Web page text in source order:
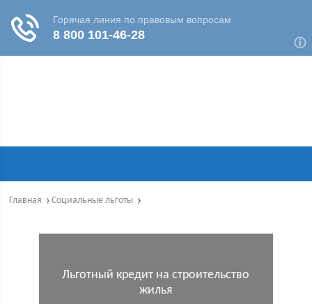
Главная Социальные льготы
Льготный кредит на строительство
жилья